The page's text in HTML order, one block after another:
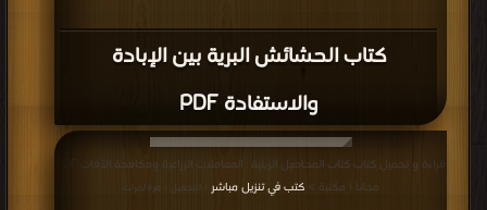
كتاب الحشائش البرية بين الإبادة
والاستفادة PDF
مجانا | مكتبة >كتب في تنزيل مباشر | التحميل : مرة/مرات